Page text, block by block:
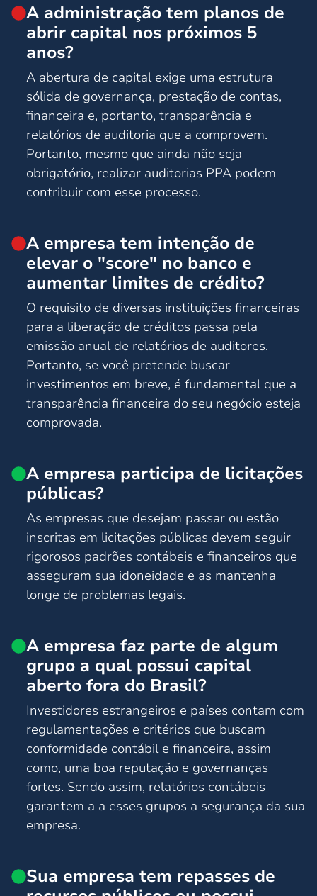
A administração tem planos de
abrir capital nos próximos 5
anos?
A abertura de capital exige uma estrutura
sólida de governança, prestação de contas,
financeira e, portanto, transparência e
relatórios de auditoria que a comprovem.
Portanto, mesmo que ainda não seja
obrigatório, realizar auditorias PPA podem
contribuir com esse processo.
A empresa tem intenção de
elevar o "score" no banco e
aumentar limites de crédito?
O requisito de diversas instituições financeiras
para a liberação de créditos passa pela
emissão anual de relatórios de auditores.
Portanto, se você pretende buscar
investimentos em breve, é fundamental que a
transparência financeira do seu negócio esteja
comprovada.
A empresa participa de licitações
públicas?
As empresas que desejam passar ou estão
inscritas em licitações públicas devem seguir
rigorosos padrões contábeis e financeiros que
asseguram sua idoneidade e as mantenha
longe de problemas legais.
A empresa faz parte de algum
grupo a qual possui capital
aberto fora do Brasil?
Investidores estrangeiros e países contam com
regulamentações e critérios que buscam
conformidade contábil e financeira, assim
como, uma boa reputação e governanças
fortes. Sendo assim, relatórios contábeis
garantem a a esses grupos a segurança da sua
empresa.
Sua empresa tem repasses de